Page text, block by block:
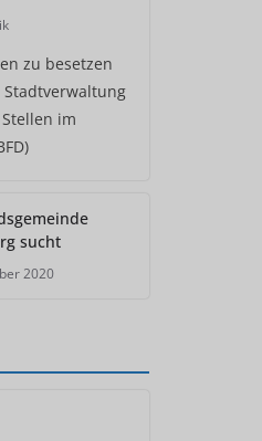
zu besetzen
Stadtverwaltung
im
sucht
2020